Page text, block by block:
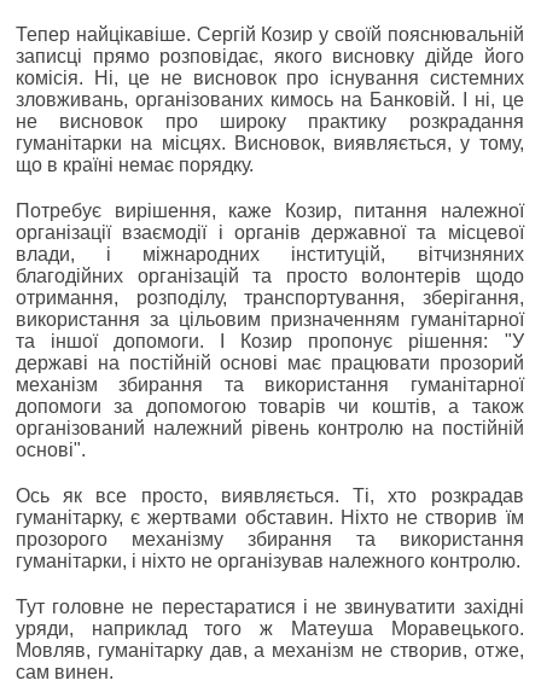
Тепер найцікавіше. Сергій Козир у своїй пояснювальній
записці прямо розповідає, якого висновку дійде його
комісія. Ні, це не висновок про існування системних
зловживань, організованих кимось на Банковій. І ні, це
не висновок про широку практику розкрадання
гуманітарки на місцях. Висновок, виявляється, у тому,
що в країні немає порядку.
Потребує вирішення, каже Козир, питання належної
організації взаємодії і органів державної та місцевої
влади, і міжнародних інституцій, вітчизняних
благодійних організацій та просто волонтерів щодо
отримання, розподілу, транспортування, зберігання,
використання за цільовим призначенням гуманітарної
та іншої допомоги. І Козир пропонує рішення: "У
державі на постійній основі має працювати прозорий
механізм збирання та використання гуманітарної
допомоги за допомогою товарів чи коштів, а також
організований належний рівень контролю на постійній
основі".
Ось як все просто, виявляється. Ті, хто розкрадав
гуманітарку, є жертвами обставин. Ніхто не створив їм
прозорого механізму збирання та використання
гуманітарки, і ніхто не організував належного контролю.
Тут головне не перестаратися і не звинуватити західні
уряди, наприклад того ж Матеуша Моравецького.
Мовляв, гуманітарку дав, а механізм не створив, отже,
сам винен.